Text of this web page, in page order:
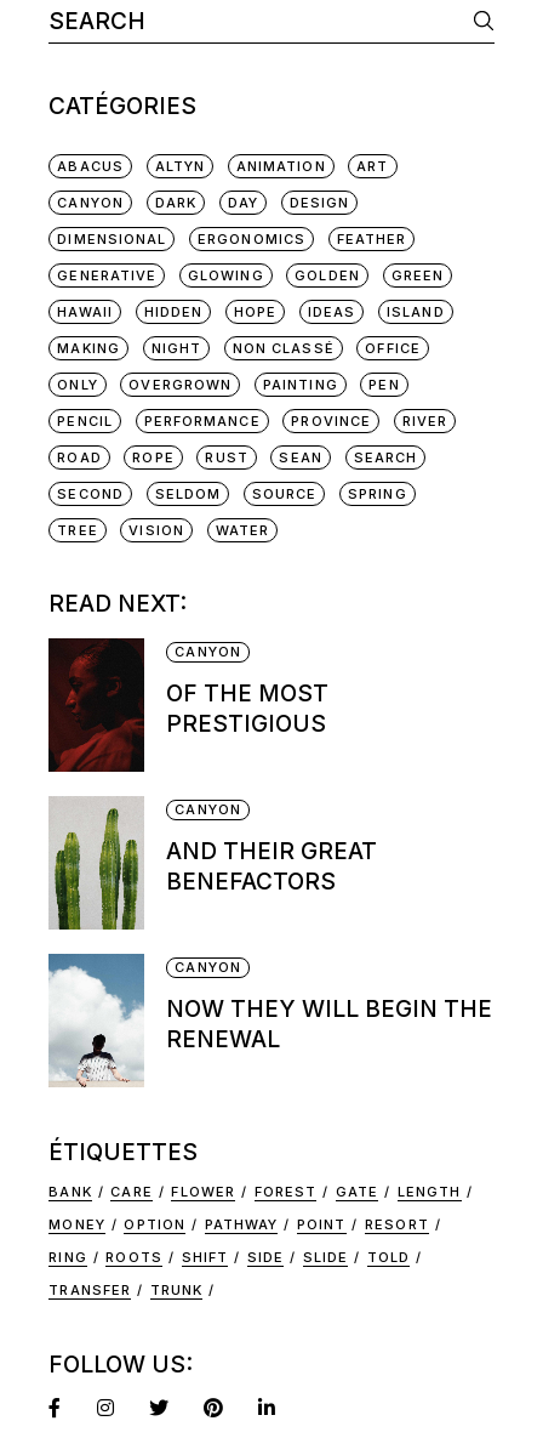
Search
for:
CATÉGORIES
ABACUS ALTYN ANIMATION ART
CANYON DARK DAY DESIGN
DIMENSIONAL ERGONOMICS FEATHER
GENERATIVE GLOWING GOLDEN GREEN
HAWAII HIDDEN HOPE IDEAS ISLAND
MAKING NIGHT NON CLASSÉ OFFICE
ONLY OVERGROWN PAINTING PEN
PENCIL PERFORMANCE PROVINCE RIVER
ROAD ROPE RUST SEAN SEARCH
SECOND SELDOM SOURCE SPRING
TREE VISION WATER
READ NEXT:
CANYON
OF THE MOST
PRESTIGIOUS
CANYON
AND THEIR GREAT
BENEFACTORS
CANYON
NOW THEY WILL BEGIN THE
RENEWAL
ÉTIQUETTES
BANK CARE FLOWER FOREST GATE
LENGTH
MONEY
OPTION PATHWAY POINT
RESORT
RING
ROOTS SHIFT SIDE SLIDE
TOLD
TRANSFER
TRUNK
FOLLOW US: